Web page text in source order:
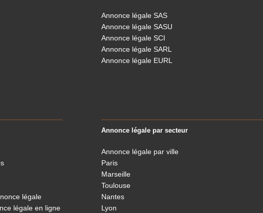
Annonce légale SAS
Annonce légale SASU
Annonce légale SCI
Annonce légale SARL
Annonce légale EURL
légale
légale en ligne
Annonce légale par secteur
Annonce légale par ville
Paris
Marseille
Toulouse
Nantes
Lyon